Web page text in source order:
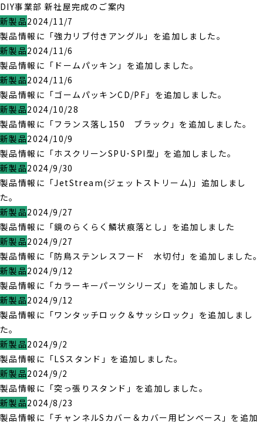
DIY事業部 新社屋完成のご案内
新製品2024/11/7
製品情報に「強力リブ付きアングル」を追加しました。
新製品2024/11/6
製品情報に「ドームパッキン」を追加しました。
新製品2024/11/6
製品情報に「ゴームパッキンCD/PF」を追加しました。
新製品2024/10/28
製品情報に「フランス落し150 ブラック」を追加しました。
新製品2024/10/9
製品情報に「ホスクリーンSPU･SPI型」を追加しました。
新製品2024/9/30
製品情報に「JetStream(ジェットストリーム)」追加しまし
た。
新製品2024/9/27
製品情報に「鏡のらくらく鱗状痕落とし」を追加しました
新製品2024/9/27
製品情報に「防鳥ステンレスフード 水切付」を追加しました。
新製品2024/9/12
製品情報に「カラーキーパーツシリーズ」を追加しました。
新製品2024/9/12
製品情報に「ワンタッチロック＆サッシロック」を追加しまし
た。
新製品2024/9/2
製品情報に「LSスタンド」を追加しました。
新製品2024/9/2
製品情報に「突っ張りスタンド」を追加しました。
新製品2024/8/23
製品情報に「チャンネルSカバー＆カバー用ピンベース」を追加